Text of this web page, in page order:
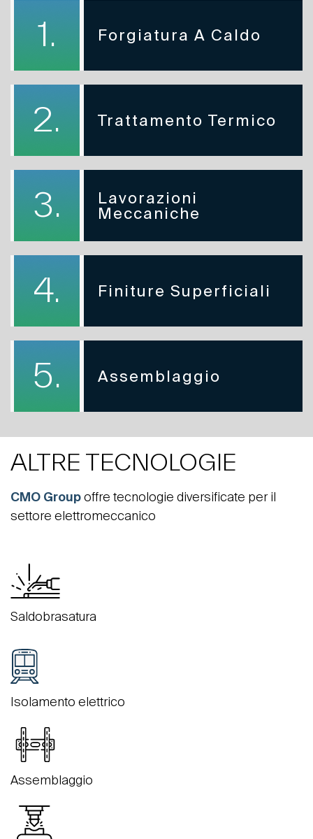
1. Forgiatura A Caldo
2. Trattamento Termico
3.
Lavorazioni
Meccaniche
4. Finiture Superficiali
5. Assemblaggio
ALTRE TECNOLOGIE
CMO Groupoffre tecnologie diversificate per il
settore elettromeccanico
Saldobrasatura
Isolamento elettrico
Assemblaggio